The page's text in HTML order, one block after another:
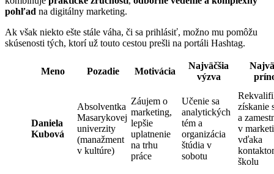
pohľad na digitálny marketing.
Ak však niekto ešte stále váha, či sa prihlásiť, možno mu pomôžu
skúsenosti tých, ktorí už touto cestou prešli na portáli Hashtag.
Meno Pozadie Motivácia
Najväčšia
výzva
Daniela
Kubová
Absolventka
Masarykovej
univerzity
(manažment
v kultúre)
Záujem o
marketing,
lepšie
uplatnenie
na trhu
práce
Učenie sa
analytických
tém a
organizácia
štúdia v
sobotu
získanie
a
v
vďaka
školu